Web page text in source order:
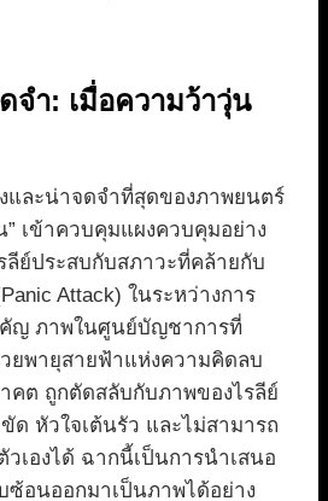
จำ: เมื่อความว้าวุ่น
และน่าจดจำที่สุดของภาพยนตร์
” เข้าควบคุมแผงควบคุมอย่าง
ย์ประสบกับสภาวะที่คล้ายกับ
Attack) ในระหว่างการ
ญ ภาพในศูนย์บัญชาการที่
ยพายุสายฟ้าแห่งความคิดลบ
คต ถูกตัดสลับกับภาพของไรลีย์
ด หัวใจเต้นรัว และไม่สามารถ
เองได้ ฉากนี้เป็นการนำเสนอ
ซ้อนออกมาเป็นภาพได้อย่าง